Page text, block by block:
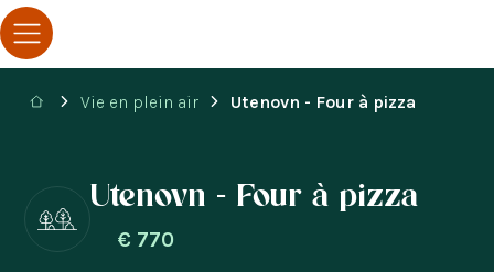
Vie en plein air Utenovn - Four à pizza
Utenovn - Four à pizza
€ 770